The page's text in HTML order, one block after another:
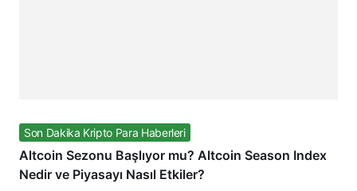
Son Dakika Kripto Para Haberleri
Altcoin Sezonu Başlıyor mu? Altcoin Season Index
Nedir ve Piyasayı Nasıl Etkiler?